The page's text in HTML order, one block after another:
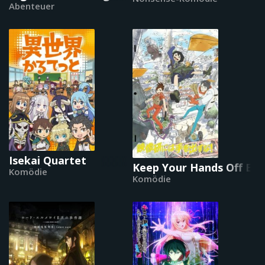
Abenteuer
Isekai Quartet
Komödie Keep Your Hands Off
Komödie